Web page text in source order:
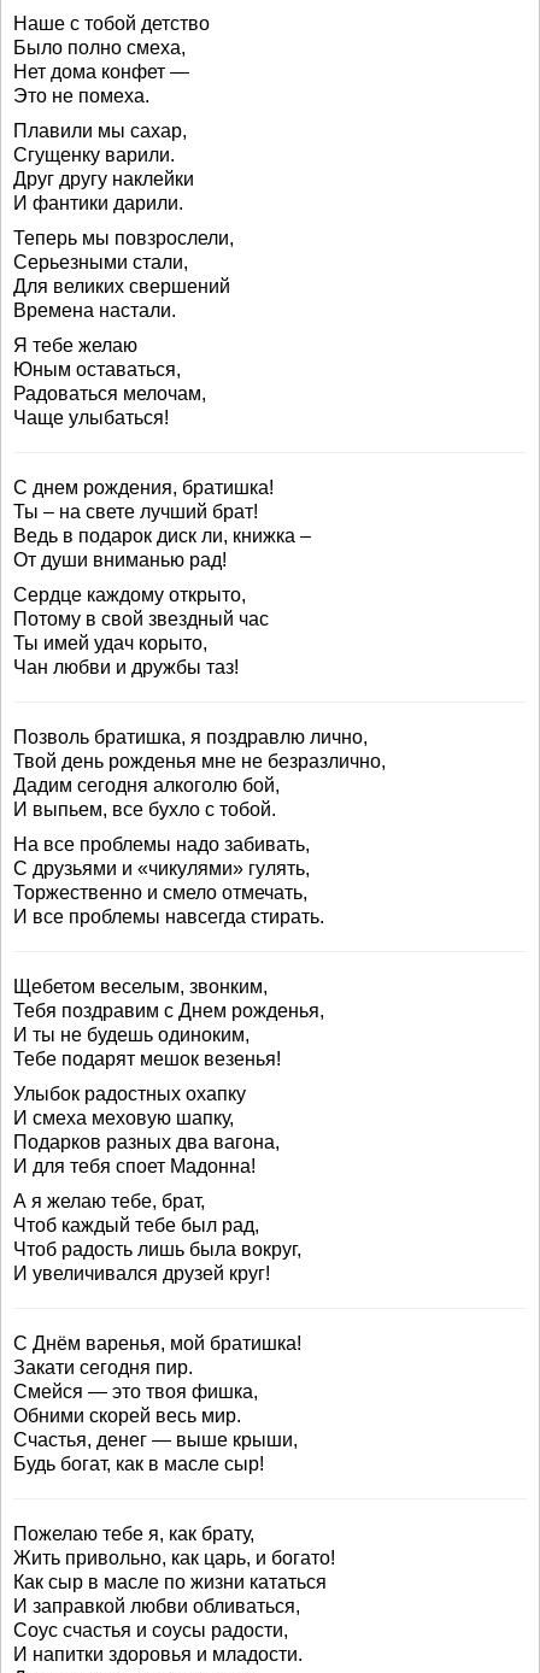
Наше с тобой детство
Было полно смеха,
Нет дома конфет —
Это не помеха.
Плавили мы сахар,
Сгущенку варили.
Друг другу наклейки
И фантики дарили.
Теперь мы повзрослели,
Серьезными стали,
Для великих свершений
Времена настали.
Я тебе желаю
Юным оставаться,
Радоваться мелочам,
Чаще улыбаться!
С днем рождения, братишка!
Ты – на свете лучший брат!
Ведь в подарок диск ли, книжка –
От души вниманью рад!
Сердце каждому открыто,
Потому в свой звездный час
Ты имей удач корыто,
Чан любви и дружбы таз!
Позволь братишка, я поздравлю лично,
Твой день рожденья мне не безразлично,
Дадим сегодня алкоголю бой,
И выпьем, все бухло с тобой.
На все проблемы надо забивать,
С друзьями и «чикулями» гулять,
Торжественно и смело отмечать,
И все проблемы навсегда стирать.
Щебетом веселым, звонким,
Тебя поздравим с Днем рожденья,
И ты не будешь одиноким,
Тебе подарят мешок везенья!
Улыбок радостных охапку
И смеха меховую шапку,
Подарков разных два вагона,
И для тебя споет Мадонна!
А я желаю тебе, брат,
Чтоб каждый тебе был рад,
Чтоб радость лишь была вокруг,
И увеличивался друзей круг!
С Днём варенья, мой братишка!
Закати сегодня пир.
Смейся — это твоя фишка,
Обними скорей весь мир.
Счастья, денег — выше крыши,
Будь богат, как в масле сыр!
Пожелаю тебе я, как брату,
Жить привольно, как царь, и богато!
Как сыр в масле по жизни кататься
И заправкой любви обливаться,
Соус счастья и соусы радости,
И напитки здоровья и младости.